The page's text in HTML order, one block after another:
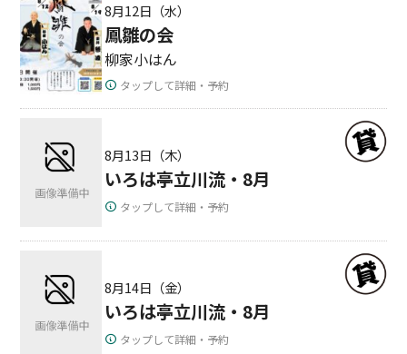
8月12日（水）
鳳雛の会
柳家小はん
タップして詳細・予約
8月13日（木）
いろは亭立川流・8月
タップして詳細・予約
8月14日（金）
いろは亭立川流・8月
タップして詳細・予約